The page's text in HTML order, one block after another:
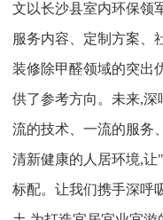
文以长沙县室内环保领
服务内容、定制方案、
装修除甲醛领域的突出
供了参考方向。未来,
流的技术、一流的服务
清新健康的人居环境,
标配。让我们携手深呼